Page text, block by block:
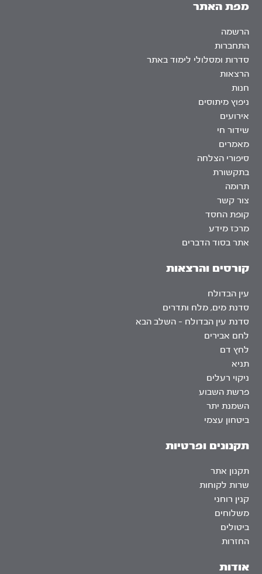
אודות
מפת האתר
הרשמה
התחברות
סדרות ומסלולי לימוד באתר
הרצאות
חנות
ניפוץ מיתוסים
אירועים
שידור חי
מאמרים
סיפורי הצלחה
בתקשורת
תרומה
צור קשר
קופת החסד
מרכז מידע
אתר בסוד הדברים
קורסים והרצאות
עין הבדולח
סדנת מים, מלח ותדרים
סדנת עין הבדולח – השלב הבא
לחם אבירים
לחץ דם
תניא
ניקוי רעלים
פרשת השבוע
השמנת יתר
ביטחון עצמי
תקנונים ופרטיות
תקנון אתר
שרות לקוחות
קנין רוחני
משלוחים
ביטולים
החזרות